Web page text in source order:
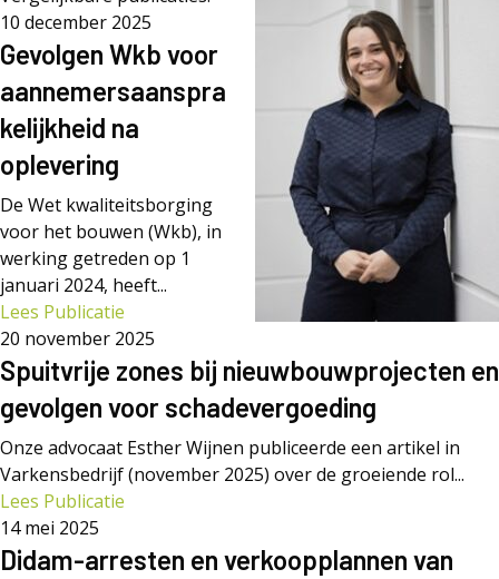
10 december 2025
Gevolgen Wkb voor
aannemersaanspra
kelijkheid na
oplevering
De Wet kwaliteitsborging
voor het bouwen (Wkb), in
werking getreden op 1
januari 2024, heeft...
Lees Publicatie
20 november 2025
Spuitvrije zones bij nieuwbouwprojecten en
gevolgen voor schadevergoeding
Onze advocaat Esther Wijnen publiceerde een artikel in
Varkensbedrijf (november 2025) over de groeiende rol...
Lees Publicatie
14 mei 2025
Didam-arresten en verkoopplannen van